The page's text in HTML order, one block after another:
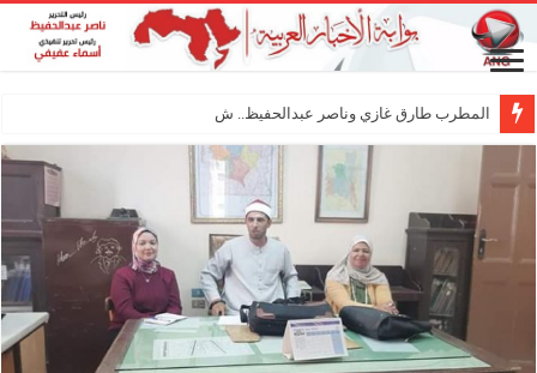
المطرب طارق غازي وناصر عبدالحفيظ.. شراكة فنية